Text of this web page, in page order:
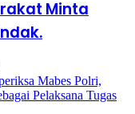
Minta